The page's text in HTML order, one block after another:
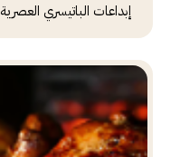
إبداعات الباتيسري العصرية